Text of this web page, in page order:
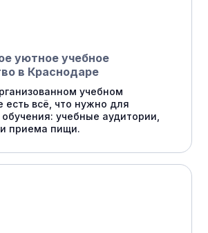
уютное учебное
в Краснодаре
учебном
есть всё, что нужно для
учебные аудитории,
приема пищи.